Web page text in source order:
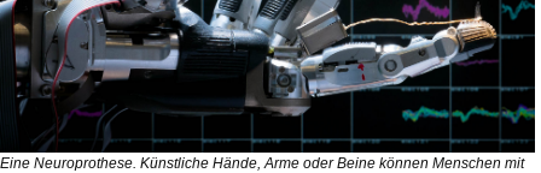
Eine Neuroprothese. Künstliche Hände, Arme oder Beine können Menschen mit